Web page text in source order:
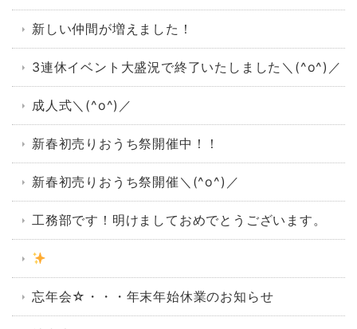
新しい仲間が増えました！
3連休イベント大盛況で終了いたしました＼(^o^)／
成人式＼(^o^)／
新春初売りおうち祭開催中！！
新春初売りおうち祭開催＼(^o^)／
工務部です！明けましておめでとうございます。
忘年会☆・・・年末年始休業のお知らせ